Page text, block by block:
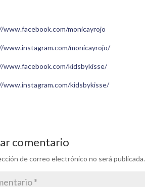
monicayrojo
monicayrojo/
kidsbykisse/
kidsbykisse/
comentario
de correo electrónico no será publicada.